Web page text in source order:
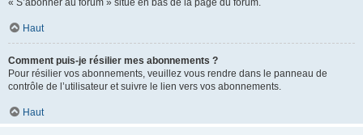
« S’abonner au forum » situé en bas de la page du forum.
Haut
Comment puis-je résilier mes abonnements ?
Pour résilier vos abonnements, veuillez vous rendre dans le panneau de
contrôle de l’utilisateur et suivre le lien vers vos abonnements.
Haut